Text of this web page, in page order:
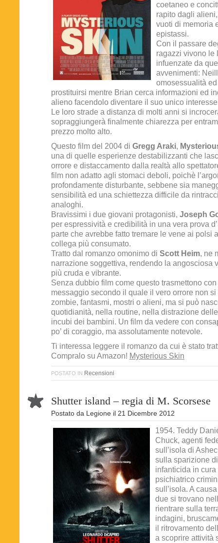
coetaneo e
rapito dagli
vuoti di memoria
epistassi.
Con il passare
ragazzi vivono le
infuenzate da
avvenimenti:
omosessualità
prostituirsi mentre Brian cerca informazioni ed
alieno facendolo diventare il suo unico
Le loro strade a distanza di molti anni si
sopraggiungerà finalmente chiarezza per
prezzo molto alto.
Questo film del 2004 di Gregg Araki,
una di quelle esperienze destabilizzanti che
orrore e distaccamento dalla realtà allo
film non adatto agli stomaci deboli, poichè
profondamente disturbante, sebbene sia
sensibilità ed una schiettezza difficile da
analoghi.
Bravissimi i due giovani protagonisti, Joseph
per espressività e credibilità in una vera prova
parte che avrebbe fatto tremare le vene ai polsi
collega più consumato.
Tratto dal romanzo omonimo di Scott Heim, ne
narrazione soggettiva, rendendo la angosciosa
più cruda e vibrante.
Senza dubbio film come questo trasmettono
messaggio secondo il quale il vero orrore non
zombie, fantasmi, mostri o alieni, ma si può
quotidianità, nella routine, nella distrazione
incubi dei bambini. Un film da vedere con
po’ di coraggio, ma assolutamente notevole.
Ti interessa leggere il romanzo da cui è stato
Compralo su Amazon! Mysterious Skin
POSTATO IN Recensioni
Shutter island – regia di M. Scorsese
Postato da Legione il 21 Dicembre 2012
1954. Teddy
Chuck, agenti
sull’isola di
sulla sparizione
infanticida in cura
psichiatrico
sull’isola. A
due si trovano
rientrare sulla
indagini,
il ritrovamento
a scoprire attività